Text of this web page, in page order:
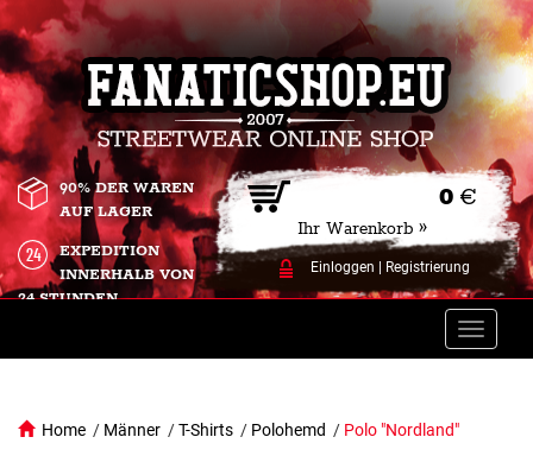
0 €
Ihr Warenkorb »
Einloggen Registrierung
90% DER WAREN
AUF LAGER
EXPEDITION
INNERHALB VON
24 STUNDEN.
Toggle
Home / Männer /T-Shirts / Polohemd / Polo "Nordland"